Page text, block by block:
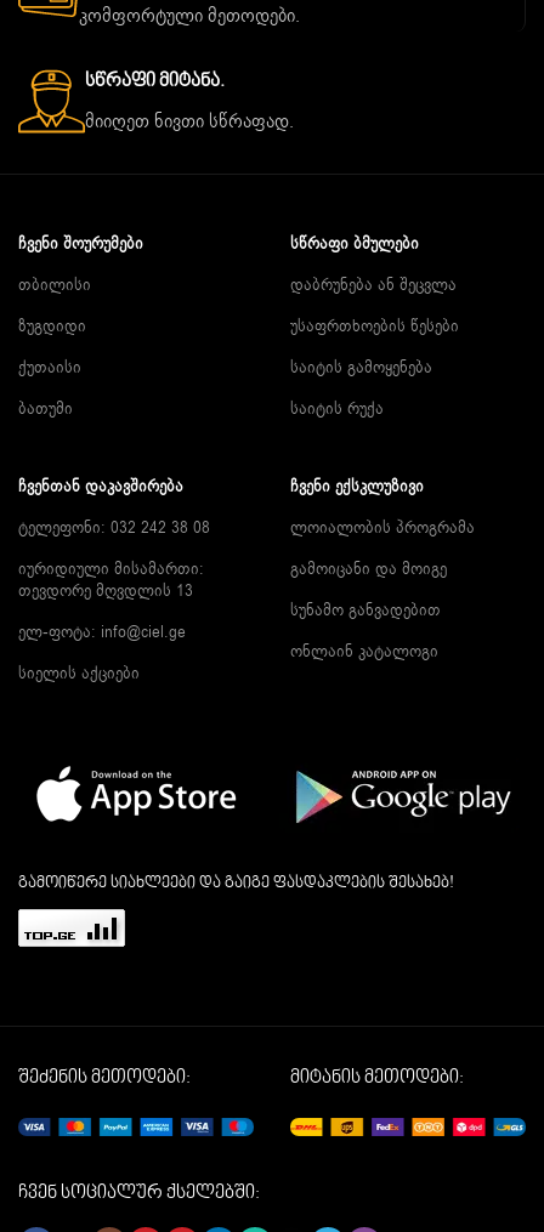
კომფორტული მეთოდები.
Სწრაფი Მიტანა.
მიიღეთ ნივთი სწრაფად.
ᲩᲕᲔᲜᲘ ᲨᲝᲣᲠᲣᲛᲔᲑᲘ
თბილისი
ზუგდიდი
ქუთაისი
ბათუმი
ᲡᲬᲠᲐᲤᲘ ᲑᲛᲣᲚᲔᲑᲘ
დაბრუნება ან შეცვლა
უსაფრთხოების წესები
საიტის გამოყენება
საიტის რუქა
ᲩᲕᲔᲜᲗᲐᲜ ᲓᲐᲙᲐᲕᲨᲘᲠᲔᲑᲐ
ტელეფონი: 032 242 38 08
იურიდიული მისამართი:
თევდორე მღვდლის 13
ელ-ფოტა: info@ciel.ge
სიელის აქციები
ᲩᲕᲔᲜᲘ ᲔᲥᲡᲙᲚᲣᲖᲘᲕᲘ
ლოიალობის პროგრამა
გამოიცანი და მოიგე
სუნამო განვადებით
ონლაინ კატალოგი
გამოიწერე სიახლეები და გაიგე ფასდაკლების შესახებ!
შეძენის მეთოდები: მიტანის მეთოდები:
ჩვენ სოციალურ ქსელებში: